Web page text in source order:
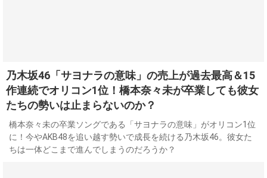
乃木坂46「サヨナラの意味」の売上が過去最高＆15
作連続でオリコン1位！橋本奈々未が卒業しても彼女
たちの勢いは止まらないのか？
橋本奈々未の卒業ソングである「サヨナラの意味」がオリコン1位
に！今やAKB48を追い越す勢いで成長を続ける乃木坂46。彼女た
ちは一体どこまで進んでしまうのだろうか？